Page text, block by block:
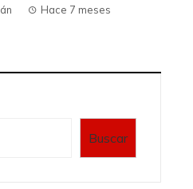
Hace 7 meses
Buscar